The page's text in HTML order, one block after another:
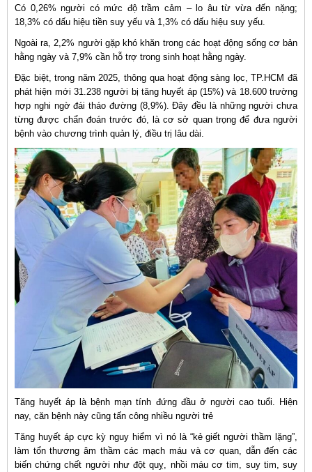
Có 0,26% người có mức độ trầm cảm – lo âu từ vừa đến nặng;
18,3% có dấu hiệu tiền suy yếu và 1,3% có dấu hiệu suy yếu.
Ngoài ra, 2,2% người gặp khó khăn trong các hoạt động sống cơ bản
hằng ngày và 7,9% cần hỗ trợ trong sinh hoạt hằng ngày.
Đặc biệt, trong năm 2025, thông qua hoạt động sàng lọc, TP.HCM đã
phát hiện mới 31.238 người bị tăng huyết áp (15%) và 18.600 trường
hợp nghi ngờ đái tháo đường (8,9%). Đây đều là những người chưa
từng được chẩn đoán trước đó, là cơ sở quan trọng để đưa người
bệnh vào chương trình quản lý, điều trị lâu dài.
Tăng huyết áp là bệnh mạn tính đứng đầu ở người cao tuổi. Hiện
nay, căn bệnh này cũng tấn công nhiều người trẻ
Tăng huyết áp cực kỳ nguy hiểm vì nó là “kẻ giết người thầm lặng”,
làm tổn thương âm thầm các mạch máu và cơ quan, dẫn đến các
biến chứng chết người như đột quỵ, nhồi máu cơ tim, suy tim, suy